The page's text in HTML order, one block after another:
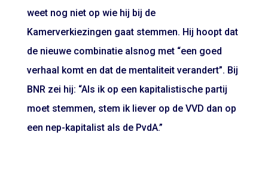
weet nog niet op wie hij bij de
Kamerverkiezingen gaat stemmen. Hij hoopt dat
de nieuwe combinatie alsnog met “een goed
verhaal komt en dat de mentaliteit verandert”. Bij
BNR zei hij: “Als ik op een kapitalistische partij
moet stemmen, stem ik liever op de VVD dan op
een nep-kapitalist als de PvdA.”